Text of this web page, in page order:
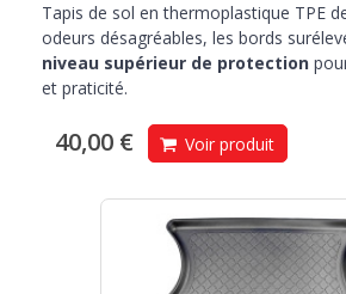
Tapis de sol en thermoplastique TPE
odeurs désagréables, les bords
niveau supérieur de protection
et praticité.
40,00 € Voir produit